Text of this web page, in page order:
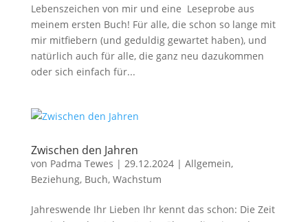
Lebenszeichen von mir und eine Leseprobe aus
meinem ersten Buch! Für alle, die schon so lange mit
mir mitfiebern (und geduldig gewartet haben), und
natürlich auch für alle, die ganz neu dazukommen
oder sich einfach für...
Zwischen den Jahren
von Padma Tewes | 29.12.2024| Allgemein,
Beziehung, Buch, Wachstum
Jahreswende Ihr Lieben Ihr kennt das schon: Die Zeit